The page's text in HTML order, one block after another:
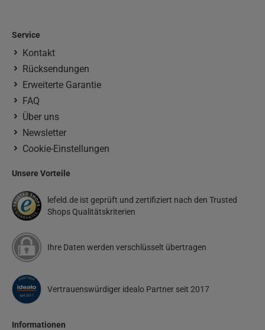
Service
Kontakt
Rücksendungen
Erweiterte Garantie
FAQ
Über uns
Newsletter
Cookie-Einstellungen
Unsere Vorteile
lefeld.de ist geprüft und zertifiziert nach den Trusted
Shops Qualitätskriterien
Ihre Daten werden verschlüsselt übertragen
Vertrauenswürdiger idealo Partner seit 2017
Informationen